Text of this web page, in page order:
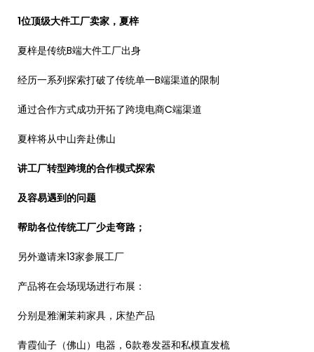
1位顶级大件工厂卖家，夏梓
夏梓是传统B端大件工厂出身
经历一系列探索打破了传统单一B端渠道的限制
通过合作方式成功开拓了跨境电商C端渠道
夏梓将从中山奔赴佛山
讲工厂转型跨境的合作模式探索
及容易遇到的问题
帮助各位传统工厂少走弯路；
另外邀请来13家参展工厂
产品将在会场现场进行布展：
分别是雅澜茉莉家具，床垫产品
青霞仙子（佛山）电器，6款卷发器和私模直发梳